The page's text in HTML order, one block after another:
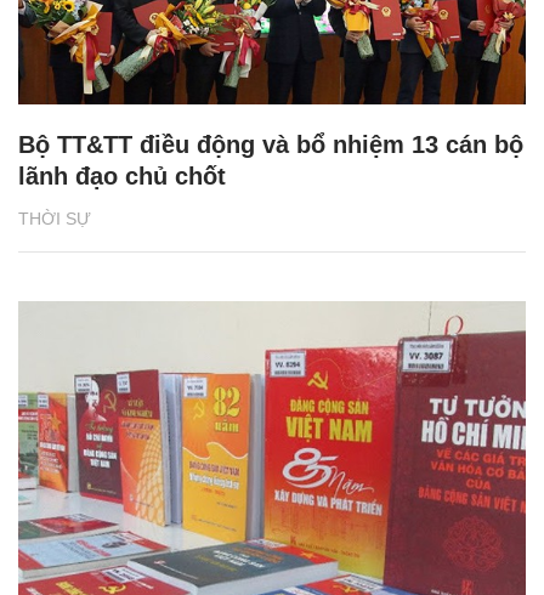
THỜI SỰ
Bộ TT&TT điều động và bổ nhiệm 13 cán bộ
lãnh đạo chủ chốt